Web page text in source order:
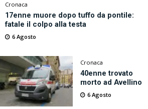
Cronaca
17enne muore dopo tuffo da pontile:
fatale il colpo alla testa
6 Agosto
Cronaca
40enne trovato
morto ad Avellino
6 Agosto